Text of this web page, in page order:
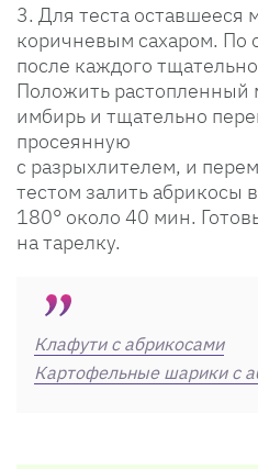
3. Для теста оставшееся
коричневым сахаром. По
после каждого
Положить растопленный
имбирь и тщательно
просеянную
с разрыхлителем, и
тестом залить абрикосы
180° около 40 мин.
на тарелку.
Клафути с абрикосами
Картофельные шарики с